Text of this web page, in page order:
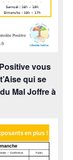
vous
qui se
Mal Joffre à